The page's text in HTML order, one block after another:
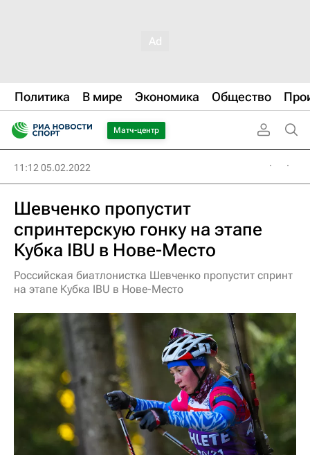
Политика В мире Экономика Общество
Матч-центр
11:12 05.02.2022
Шевченко пропустит
спринтерскую гонку на этапе
Кубка IBU в Нове-Место
Российская биатлонистка Шевченко пропустит спринт
на этапе Кубка IBU в Нове-Место